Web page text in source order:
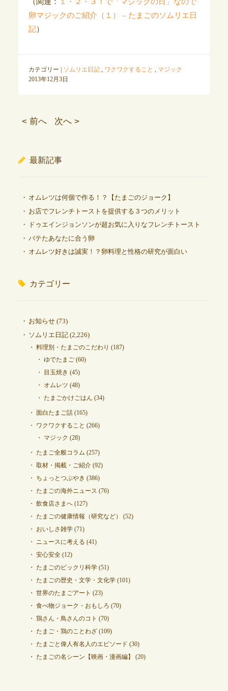
卵マジックのご紹介（１） – たまごのソムリエ日
記）
カテゴリー | ソムリエ日記, ワクワクすること , マジック
2013年12月3日
< 前へ 次へ >
最新記事
オムレツは何個で作る！？【たまごのジョーク】
お店でフレンチトーストを提供する３つのメリット
ドゥエインジョンソンが超お気に入りなフレンチトースト
バテたあなたに合う卵
オムレツ好きは誠実！？卵料理と性格の研究が面白い
カテゴリー
お知らせ(73)
ソムリエ日記(2,226)
料理別・たまごのこだわり (187)
ゆでたまご(60)
目玉焼き (45)
オムレツ (48)
たまごかけごはん (34)
面白たまご話(165)
ワクワクすること (266)
マジック (28)
たまご全般コラム (257)
取材・掲載・ご紹介(92)
ちょっとつぶやき (386)
たまごの海外ニュース (76)
飲食店さまへ(127)
たまごの健康情報（研究など）
(52)
おいしさ雑学(71)
ニュースに考える (41)
安心安全(12)
たまごのビックリ科学(51)
たまごの歴史・文学・文化学(101)
世界のたまごアート (23)
食べ物ジョーク・おもしろ (70)
鶏さん・鳥さんのコト (70)
たまご・鶏のことわざ(109)
たまごと偉人有名人のエピソード (30)
たまごの名シーン【映画・漫画編】
(20)